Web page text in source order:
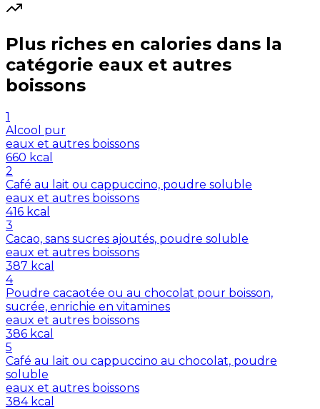
Plus riches en calories dans la
catégorie eaux et autres
boissons
1
Alcool pur
eaux et autres boissons
660 kcal
2
Café au lait ou cappuccino, poudre soluble
eaux et autres boissons
416 kcal
3
Cacao, sans sucres ajoutés, poudre soluble
eaux et autres boissons
387 kcal
4
Poudre cacaotée ou au chocolat pour boisson,
sucrée, enrichie en vitamines
eaux et autres boissons
386 kcal
5
Café au lait ou cappuccino au chocolat, poudre
soluble
eaux et autres boissons
384 kcal